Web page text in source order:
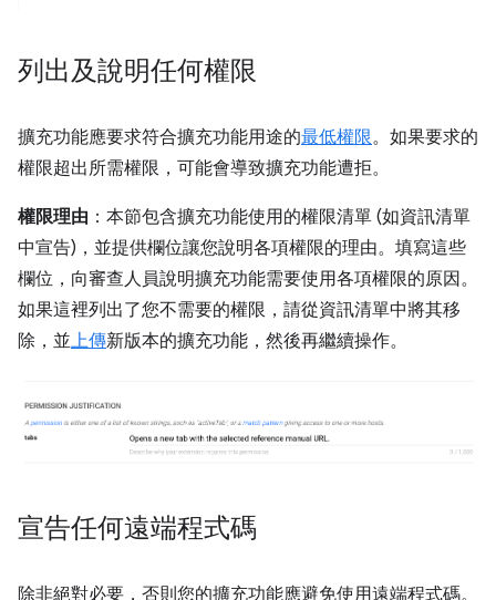
列出及說明任何權限
擴充功能應要求符合擴充功能用途的最低權限。如果要求的
權限超出所需權限，可能會導致擴充功能遭拒。
權限理由 ：本節包含擴充功能使用的權限清單 (如資訊清單
中宣告)，並提供欄位讓您說明各項權限的理由。填寫這些
欄位，向審查人員說明擴充功能需要使用各項權限的原因。
如果這裡列出了您不需要的權限，請從資訊清單中將其移
除，並上傳新版本的擴充功能，然後再繼續操作。
宣告任何遠端程式碼
除非絕對必要，否則您的擴充功能應避免使用遠端程式碼。